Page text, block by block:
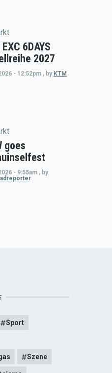
6DAYS
2027
- 12:52pm , by KTM
goes
- 9:55am , by
Sport
Szene